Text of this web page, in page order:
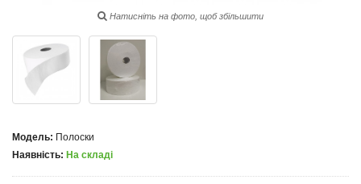
Натисніть на фото, щоб збільшити
Модель: Полоски
Наявність: На складі